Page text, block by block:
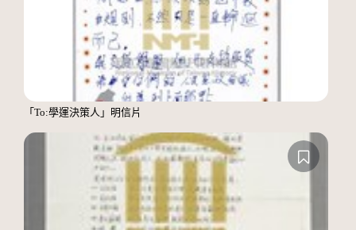
「To:學運決策人」明信片